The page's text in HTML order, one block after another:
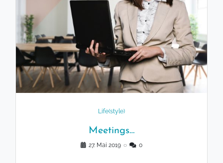
Life(style)
Meetings…
27. Mai 2019 ◌ 0